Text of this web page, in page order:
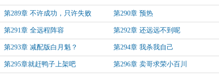
第289章 不许成功，只许失败 第290章 预热
第291章 全远程阵容 第292章 还远远不到呢
第293章 减配版白月魁？ 第294章 我杀我自己
第295章就赶鸭子上架吧 第296章 卖哥求荣小百川